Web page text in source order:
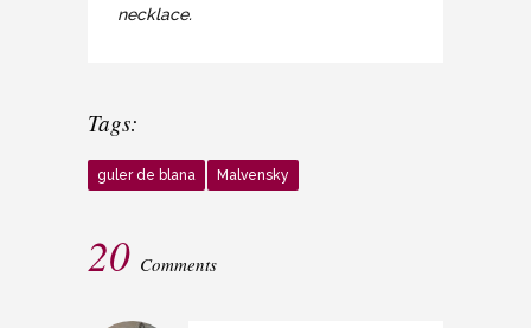
necklace.
Tags:
guler de blana Malvensky
20 Comments